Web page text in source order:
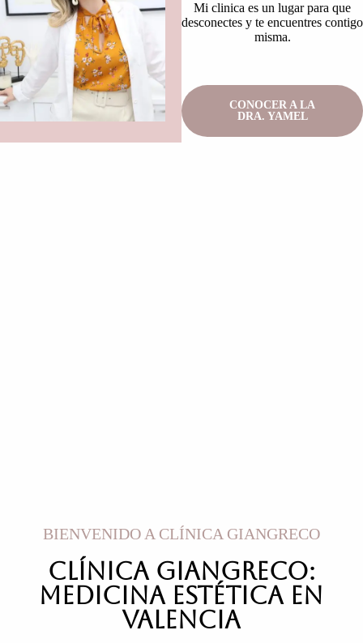
Mi clinica es un lugar para que
desconectes y te encuentres contigo
misma.
CONOCER A LA
DRA. YAMEL
BIENVENIDO A CLÍNICA GIANGRECO
CLÍNICA GIANGRECO:
MEDICINA ESTÉTICA en
VALENCIA